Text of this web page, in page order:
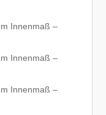
Innenmaß –
Innenmaß –
Innenmaß –